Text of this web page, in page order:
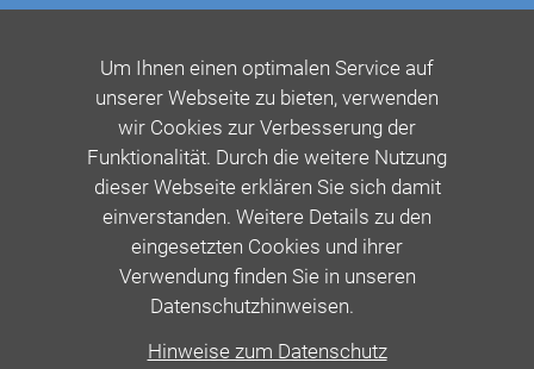
Um Ihnen einen optimalen Service auf
unserer Webseite zu bieten, verwenden
wir Cookies zur Verbesserung der
Funktionalität. Durch die weitere Nutzung
dieser Webseite erklären Sie sich damit
einverstanden. Weitere Details zu den
eingesetzten Cookies und ihrer
Verwendung finden Sie in unseren
Datenschutzhinweisen.
Hinweise zum Datenschutz